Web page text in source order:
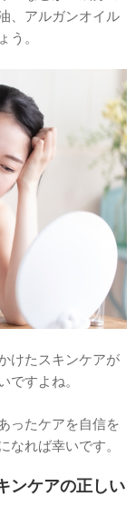
、アルガンオイル
う。
けたスキンケアが
すよね。
ったケアを自信を
なれば幸いです。
ンケアの正しい